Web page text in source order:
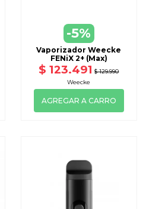
-5%
Vaporizador Weecke
FENiX 2+ (Max)
$ 123.491 $ 129.990
Weecke
AGREGAR A CARRO